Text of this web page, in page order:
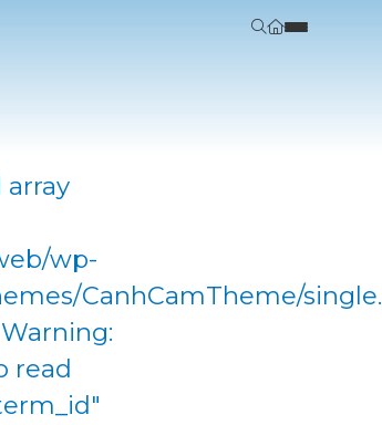
wp-
CanhCamTheme/
read